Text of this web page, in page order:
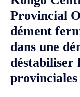
Provincial
dément
dans une
déstabiliser
provinciales